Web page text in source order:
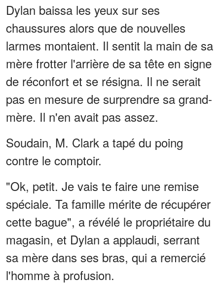
Dylan baissa les yeux sur ses
chaussures alors que de nouvelles
larmes montaient. Il sentit la main de sa
mère frotter l'arrière de sa tête en signe
de réconfort et se résigna. Il ne serait
pas en mesure de surprendre sa grand-
mère. Il n'en avait pas assez.
Soudain, M. Clark a tapé du poing
contre le comptoir.
"Ok, petit. Je vais te faire une remise
spéciale. Ta famille mérite de récupérer
cette bague", a révélé le propriétaire du
magasin, et Dylan a applaudi, serrant
sa mère dans ses bras, qui a remercié
l'homme à profusion.